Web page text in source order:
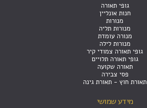
גופי תאורה
חנות אונליין
מנורות
מנורות תליה
מנורה עומדת
מנורות לילה
גופי תאורה צמודי קיר
גופי תאורה תלויים
תאורה שקועה
פסי צבירה
תאורת חוץ - תאורת גינה
מידע שמושי